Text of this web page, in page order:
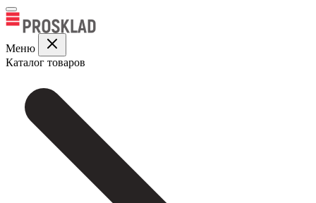
Меню
Каталог товаров